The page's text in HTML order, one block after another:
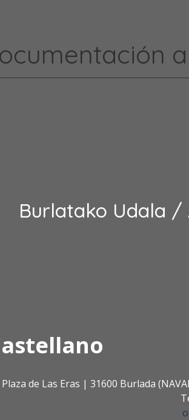
Burlatako Udala /
Plaza de Las Eras | 31600 Burlada